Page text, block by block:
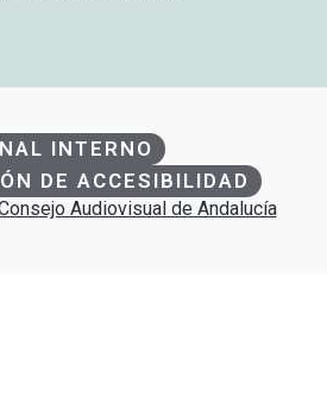
INTERNO
DE ACCESIBILIDAD
Audiovisual de Andalucía